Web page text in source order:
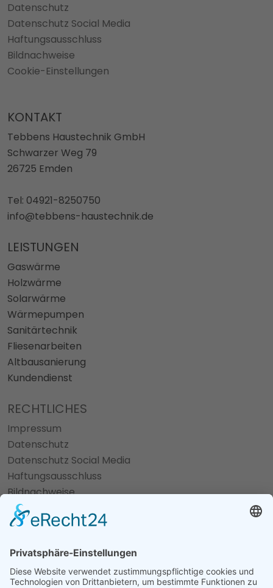
Datenschutz
Datenschutz Social Media
Haftungsausschluss
Bildnachweise
Cookie-Einstellungen
KONTAKT
Tebbens Haustechnik GmbH
Schwarzer Weg 79
26725 Emden
Tel: 04921-8250750
info@tebbens-haustechnik.de
LEISTUNGEN
Gaswärme
Holzwärme
Solarwärme
Wärmepumpen
Sanitärtechnik
Fliesenarbeiten
Altbausanierung
Kundendienst
RECHTLICHES
Impressum
Datenschutz
Datenschutz Social Media
Haftungsausschluss
Bildnachweise
Cookie-Einstellungen
fab fa-instagram